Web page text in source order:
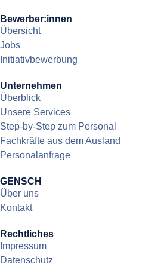
Bewerber:innen
Übersicht
Jobs
Initiativbewerbung
Unternehmen
Überblick
Unsere Services
Step-by-Step zum Personal
Fachkräfte aus dem Ausland
Personalanfrage
GENSCH
Über uns
Kontakt
Rechtliches
Impressum
Datenschutz